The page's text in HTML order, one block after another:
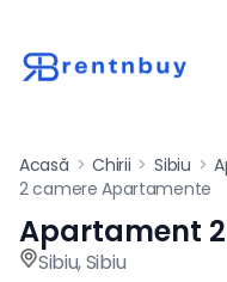
Acasă > Chirii > Sibiu >
2 camere Apartamente
Apartament
Sibiu,Sibiu